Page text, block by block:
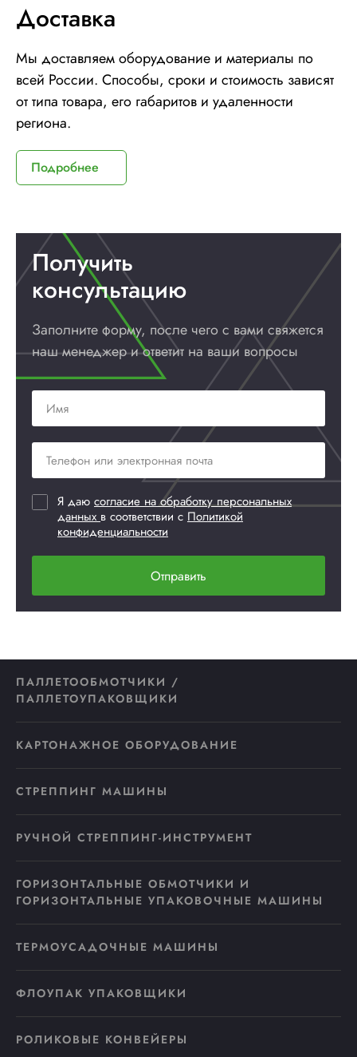
Доставка
Мы доставляем оборудование и материалы по
всей России. Способы, сроки и стоимость зависят
от типа товара, его габаритов и удаленности
региона.
Подробнее
Получить
консультацию
Заполните форму, после чего с вами свяжется
наш менеджер и ответит на ваши вопросы
Я даю согласие на обработку персональных
данныхв соответствии с Политикой
конфиденциальности
Отправить
ПАЛЛЕТООБМОТЧИКИ /
ПАЛЛЕТОУПАКОВЩИКИ
КАРТОНАЖНОЕ ОБОРУДОВАНИЕ
СТРЕППИНГ МАШИНЫ
РУЧНОЙ СТРЕППИНГ-ИНСТРУМЕНТ
ГОРИЗОНТАЛЬНЫЕ ОБМОТЧИКИ И
ГОРИЗОНТАЛЬНЫЕ УПАКОВОЧНЫЕ МАШИНЫ
ТЕРМОУСАДОЧНЫЕ МАШИНЫ
ФЛОУПАК УПАКОВЩИКИ
РОЛИКОВЫЕ КОНВЕЙЕРЫ